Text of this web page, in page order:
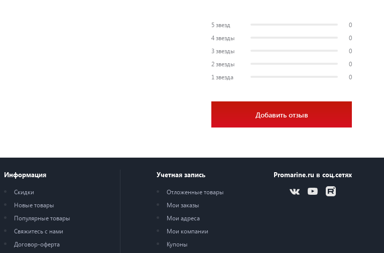
5 звезд
0
4 звезды
0
3 звезды
0
2 звезды
0
1 звезда
0
Добавить отзыв
Информация
Скидки
Новые товары
Популярные товары
Свяжитесь с нами
Договор-оферта
Учетная запись
Отложенные товары
Мои заказы
Мои адреса
Мои компании
Купоны
Promarine.ru в соц.сетях